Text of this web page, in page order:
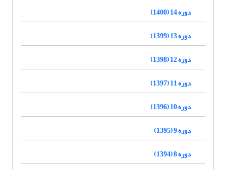
دوره 14 (1400)
دوره 13 (1399)
دوره 12 (1398)
دوره 11 (1397)
دوره 10 (1396)
دوره 9 (1395)
دوره 8 (1394)